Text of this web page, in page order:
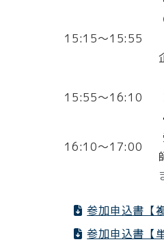
15:15～15:55
15:55～16:10
16:10～17:00
参加申込書【
参加申込書【